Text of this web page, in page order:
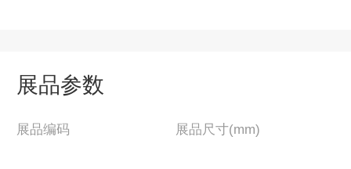
展品参数
展品编码 展品尺寸(mm)